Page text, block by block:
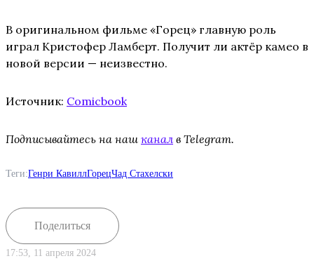
В оригинальном фильме «Горец» главную роль
играл Кристофер Ламберт. Получит ли актёр камео в
новой версии — неизвестно.
Источник: Comicbook
Подписывайтесь на наш канал в Telegram.
Теги:Генри КавиллГорецЧад Стахелски
Поделиться
17:53, 11 апреля 2024